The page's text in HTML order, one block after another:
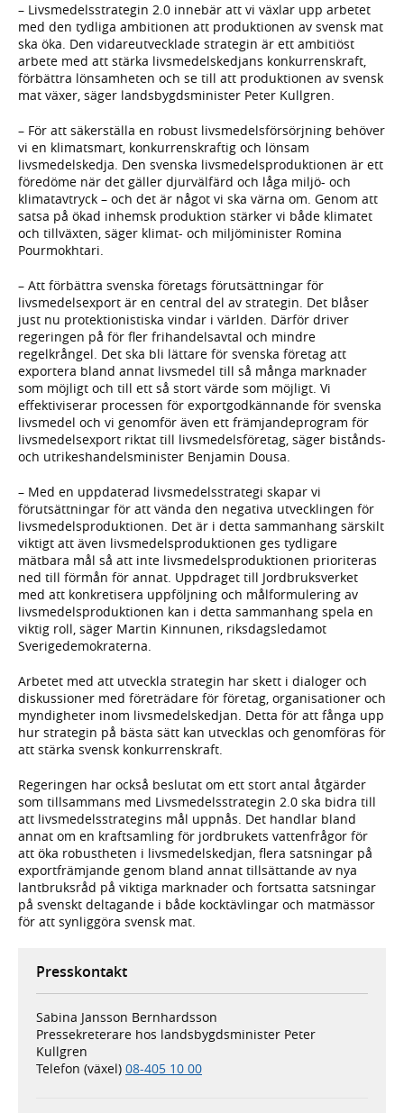
– Livsmedelsstrategin 2.0 innebär att vi växlar upp arbetet
med den tydliga ambitionen att produktionen av svensk mat
ska öka. Den vidareutvecklade strategin är ett ambitiöst
arbete med att stärka livsmedelskedjans konkurrenskraft,
förbättra lönsamheten och se till att produktionen av svensk
mat växer, säger landsbygdsminister Peter Kullgren.
– För att säkerställa en robust livsmedelsförsörjning behöver
vi en klimatsmart, konkurrenskraftig och lönsam
livsmedelskedja. Den svenska livsmedelsproduktionen är ett
föredöme när det gäller djurvälfärd och låga miljö- och
klimatavtryck – och det är något vi ska värna om. Genom att
satsa på ökad inhemsk produktion stärker vi både klimatet
och tillväxten, säger klimat- och miljöminister Romina
Pourmokhtari.
– Att förbättra svenska företags förutsättningar för
livsmedelsexport är en central del av strategin. Det blåser
just nu protektionistiska vindar i världen. Därför driver
regeringen på för fler frihandelsavtal och mindre
regelkrångel. Det ska bli lättare för svenska företag att
exportera bland annat livsmedel till så många marknader
som möjligt och till ett så stort värde som möjligt. Vi
effektiviserar processen för exportgodkännande för svenska
livsmedel och vi genomför även ett främjandeprogram för
livsmedelsexport riktat till livsmedelsföretag, säger bistånds-
och utrikeshandelsminister Benjamin Dousa.
– Med en uppdaterad livsmedelsstrategi skapar vi
förutsättningar för att vända den negativa utvecklingen för
livsmedelsproduktionen. Det är i detta sammanhang särskilt
viktigt att även livsmedelsproduktionen ges tydligare
mätbara mål så att inte livsmedelsproduktionen prioriteras
ned till förmån för annat. Uppdraget till Jordbruksverket
med att konkretisera uppföljning och målformulering av
livsmedelsproduktionen kan i detta sammanhang spela en
viktig roll, säger Martin Kinnunen, riksdagsledamot
Sverigedemokraterna.
Arbetet med att utveckla strategin har skett i dialoger och
diskussioner med företrädare för företag, organisationer och
myndigheter inom livsmedelskedjan. Detta för att fånga upp
hur strategin på bästa sätt kan utvecklas och genomföras för
att stärka svensk konkurrenskraft.
Regeringen har också beslutat om ett stort antal åtgärder
som tillsammans med Livsmedelsstrategin 2.0 ska bidra till
att livsmedelsstrategins mål uppnås. Det handlar bland
annat om en kraftsamling för jordbrukets vattenfrågor för
att öka robustheten i livsmedelskedjan, flera satsningar på
exportfrämjande genom bland annat tillsättande av nya
lantbruksråd på viktiga marknader och fortsatta satsningar
på svenskt deltagande i både kocktävlingar och matmässor
för att synliggöra svensk mat.
Presskontakt
Sabina Jansson Bernhardsson
Pressekreterare hos landsbygdsminister Peter
Kullgren
Telefon (växel) 08-405 10 00